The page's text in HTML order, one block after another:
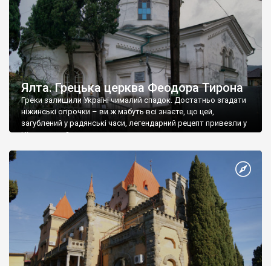
Ялта. Грецька церква Феодора Тирона
Греки залишили Україні чималий спадок. Достатньо згадати
ніжинські огірочки – ви ж мабуть всі знаєте, що цей,
загублений у радянські часи, легендарний рецепт привезли у
Ніжин греки?